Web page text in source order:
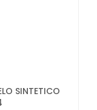
SINTETICO